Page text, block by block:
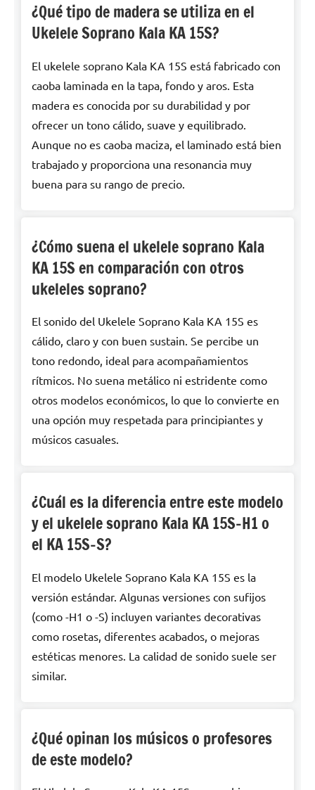
¿Qué tipo de madera se utiliza en el
Ukelele Soprano Kala KA 15S?
El ukelele soprano Kala KA 15S está fabricado con
caoba laminada en la tapa, fondo y aros. Esta
madera es conocida por su durabilidad y por
ofrecer un tono cálido, suave y equilibrado.
Aunque no es caoba maciza, el laminado está bien
trabajado y proporciona una resonancia muy
buena para su rango de precio.
¿Cómo suena el ukelele soprano Kala
KA 15S en comparación con otros
ukeleles soprano?
El sonido del Ukelele Soprano Kala KA 15S es
cálido, claro y con buen sustain. Se percibe un
tono redondo, ideal para acompañamientos
rítmicos. No suena metálico ni estridente como
otros modelos económicos, lo que lo convierte en
una opción muy respetada para principiantes y
músicos casuales.
¿Cuál es la diferencia entre este modelo
y el ukelele soprano Kala KA 15S-H1 o
el KA 15S-S?
El modelo Ukelele Soprano Kala KA 15S es la
versión estándar. Algunas versiones con sufijos
(como -H1 o -S) incluyen variantes decorativas
como rosetas, diferentes acabados, o mejoras
estéticas menores. La calidad de sonido suele ser
similar.
¿Qué opinan los músicos o profesores
de este modelo?